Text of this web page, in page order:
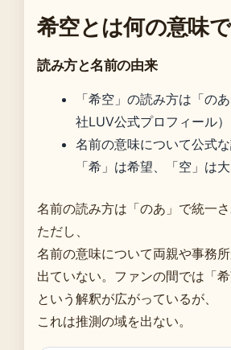
希空とは何の意味
読み方と名前の由来
「希空」の読み方は「の
社LUV公式プロフィール）
名前の意味について公式な
「希」は希望、「空」は
名前の読み方は「のあ」で統一さ
ただし、
名前の意味について両親や事務
出ていない。ファンの間では「希
という解釈が広がっているが、
これは推測の域を出ない。